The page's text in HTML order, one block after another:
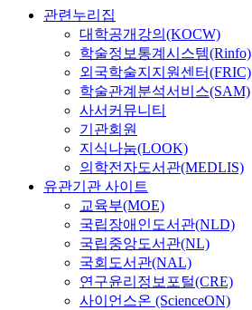
관련누리집
대학공개강의(KOCW)
학술정보통계시스템(Rinfo)
외국학술지지원센터(FRIC)
학술관계분석서비스(SAM)
사서커뮤니티
기관회원
지식나눔(LOOK)
의학전자도서관(MEDLIS)
유관기관 사이트
교육부(MOE)
국립장애인도서관(NLD)
국립중앙도서관(NL)
국회도서관(NAL)
연구윤리정보포털(CRE)
사이언스온 (ScienceON)